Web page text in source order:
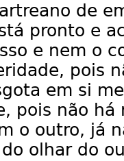
de
pronto e
e nem o
pois
em si
pois não
o outro, já
olhar do